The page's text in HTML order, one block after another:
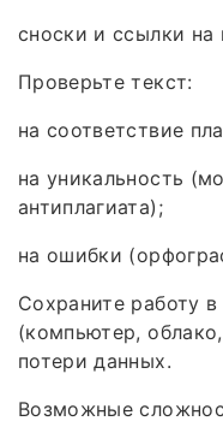
сноски и ссылки на
Проверьте текст:
на соответствие
на уникальность
антиплагиата);
на ошибки
Сохраните работу
(компьютер,
потери данных.
Возможные